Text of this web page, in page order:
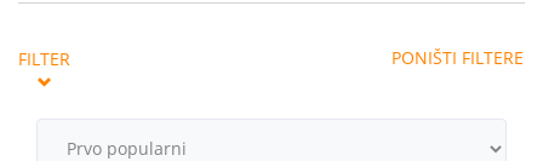
Akcije
Podrška
FILTER PONIŠTI FILTERE